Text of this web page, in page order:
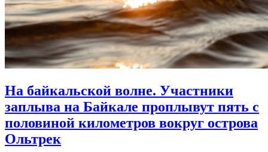
На байкальской волне. Участники
заплыва на Байкале проплывут пять с
половиной километров вокруг острова
Ольтрек